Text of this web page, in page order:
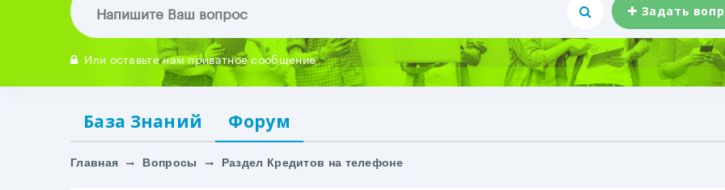
Задать
Или оставьте нам приватное сообщение
База Знаний Форум
Главная Вопросы Раздел Кредитов на телефоне